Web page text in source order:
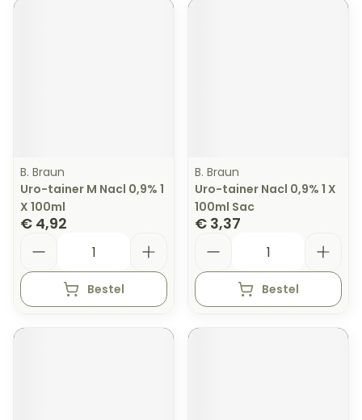
B. Braun
Uro-tainer M Nacl 0,9% 1
X 100ml
€ 4,92
Bestel
B. Braun
Uro-tainer Nacl 0,9% 1 X
100ml Sac
€ 3,37
Bestel